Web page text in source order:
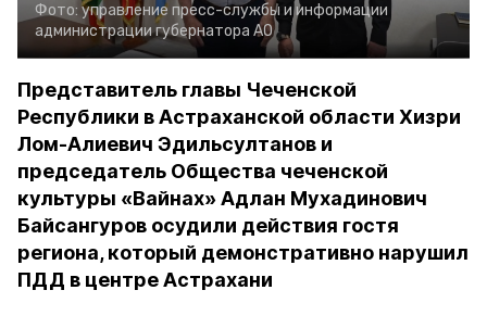
Фото: управление пресс-службы и информации
администрации губернатора АО
Представитель главы Чеченской
Республики в Астраханской области Хизри
Лом-Алиевич Эдильсултанов и
председатель Общества чеченской
культуры «Вайнах» Адлан Мухадинович
Байсангуров осудили действия гостя
региона, который демонстративно нарушил
ПДД в центре Астрахани